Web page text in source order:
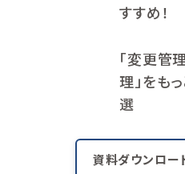
すすめ！
「変更管
理」をも
選
資料ダウンロー